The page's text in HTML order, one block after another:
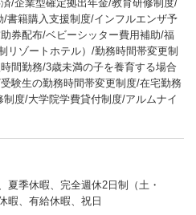
/企業型確定拠出年金/教育研修制度/
書籍購入支援制度/インフルエンザ予
券配布/ベビーシッター費用補助/福
リゾートホテル）/勤務時間帯変更制
間勤務/3歳未満の子を養育する場合
験生の勤務時間帯変更制度/在宅勤務
度/大学院学費貸付制度/アルムナイ
夏季休暇、完全週休2日制（土・
暇、有給休暇、祝日